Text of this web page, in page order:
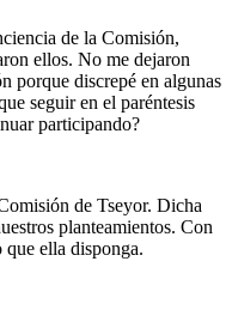
de la Comisión,
ellos. No me dejaron
porque discrepé en algunas
seguir en el paréntesis
participando?
de Tseyor. Dicha
planteamientos. Con
que ella disponga.